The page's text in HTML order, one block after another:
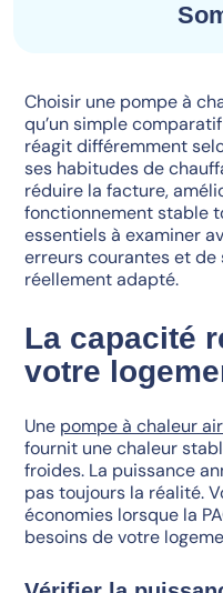
Choisir une pompe à
qu’un simple
réagit différemment
ses habitudes de
réduire la facture,
fonctionnement stable
essentiels à examiner
erreurs courantes et
réellement adapté.
La capacité
votre
Une pompe à chaleur
fournit une chaleur
froides. La puissance
pas toujours la réalité.
économies lorsque la
besoins de votre